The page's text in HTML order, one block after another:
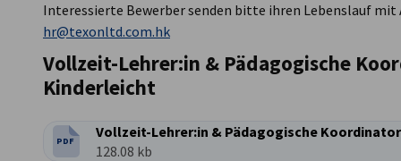
Interessierte Bewerber senden bitte ihren Lebenslauf
hr@texonltd.com.hk
Vollzeit-Lehrer:in & Pädagogische
Kinderleicht
DATEITYP:
PDF
Vollzeit-Lehrer:in & Pädagogische
Dateigröße:
128.08 kb